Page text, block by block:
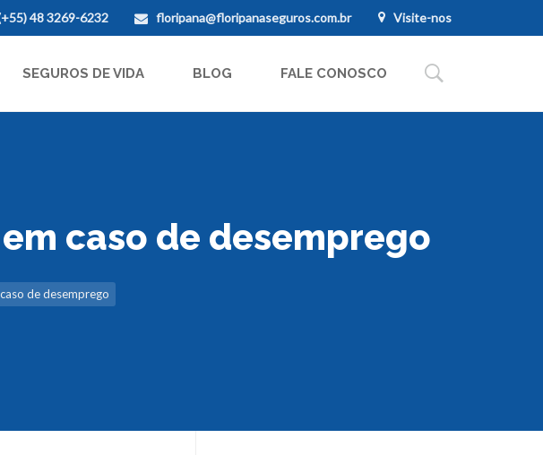
48 3269-6232 floripana@floripanaseguros.com.br Visite-nos
SEGUROS DE VIDA BLOG FALE CONOSCO
caso de desemprego
de desemprego